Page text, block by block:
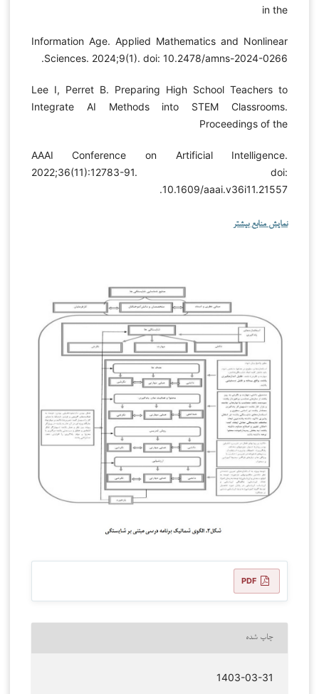
in the
Information Age. Applied Mathematics and Nonlinear
Sciences. 2024;9(1). doi: 10.2478/amns-2024-0266.
Lee I, Perret B. Preparing High School Teachers to
Integrate AI Methods into STEM Classrooms.
Proceedings of the
AAAI Conference on Artificial Intelligence.
2022;36(11):12783-91. doi:
10.1609/aaai.v36i11.21557.
نمایش منابع بیشتر
PDF
چاپ شده
1403-03-31